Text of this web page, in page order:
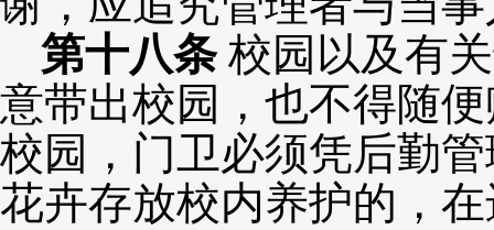
第十八条 校园以及有
意带出校园，也不得随
校园，门卫必须凭后勤
花卉存放校内养护的，